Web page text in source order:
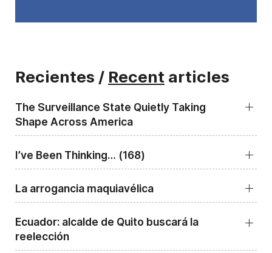
Recientes / Recent articles
The Surveillance State Quietly Taking
Shape Across America
I’ve Been Thinking… (168)
La arrogancia maquiavélica
Ecuador: alcalde de Quito buscará la
reelección